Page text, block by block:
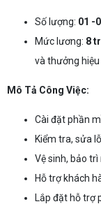
Số lượng: 01 -
Mức lương: 8
và thưởng hiệu
Mô Tả Công Việc:
Cài đặt phần
Kiểm tra, sửa
Vệ sinh, bảo
Hỗ trợ khách
Lắp đặt hỗ trợ